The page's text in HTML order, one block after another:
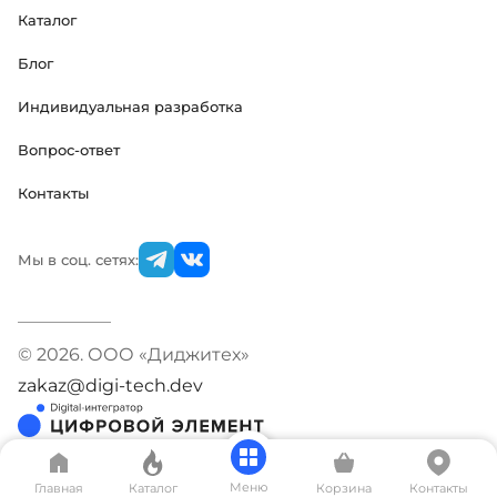
Каталог
Блог
Индивидуальная разработка
Вопрос-ответ
Контакты
Мы в соц. сетях:
© 2026. ООО «Диджитех»
zakaz@digi-tech.dev
Главная Каталог Меню Корзина Контакты